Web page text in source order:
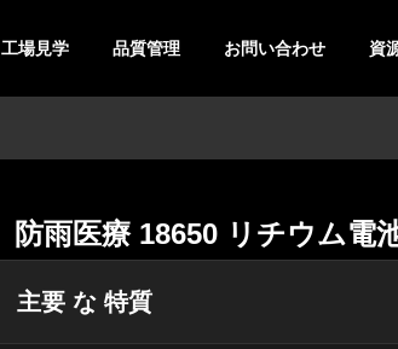
工場見学 品質管理 お問い合わせ 資
防雨医療 18650 リチウム電
主要 な 特質